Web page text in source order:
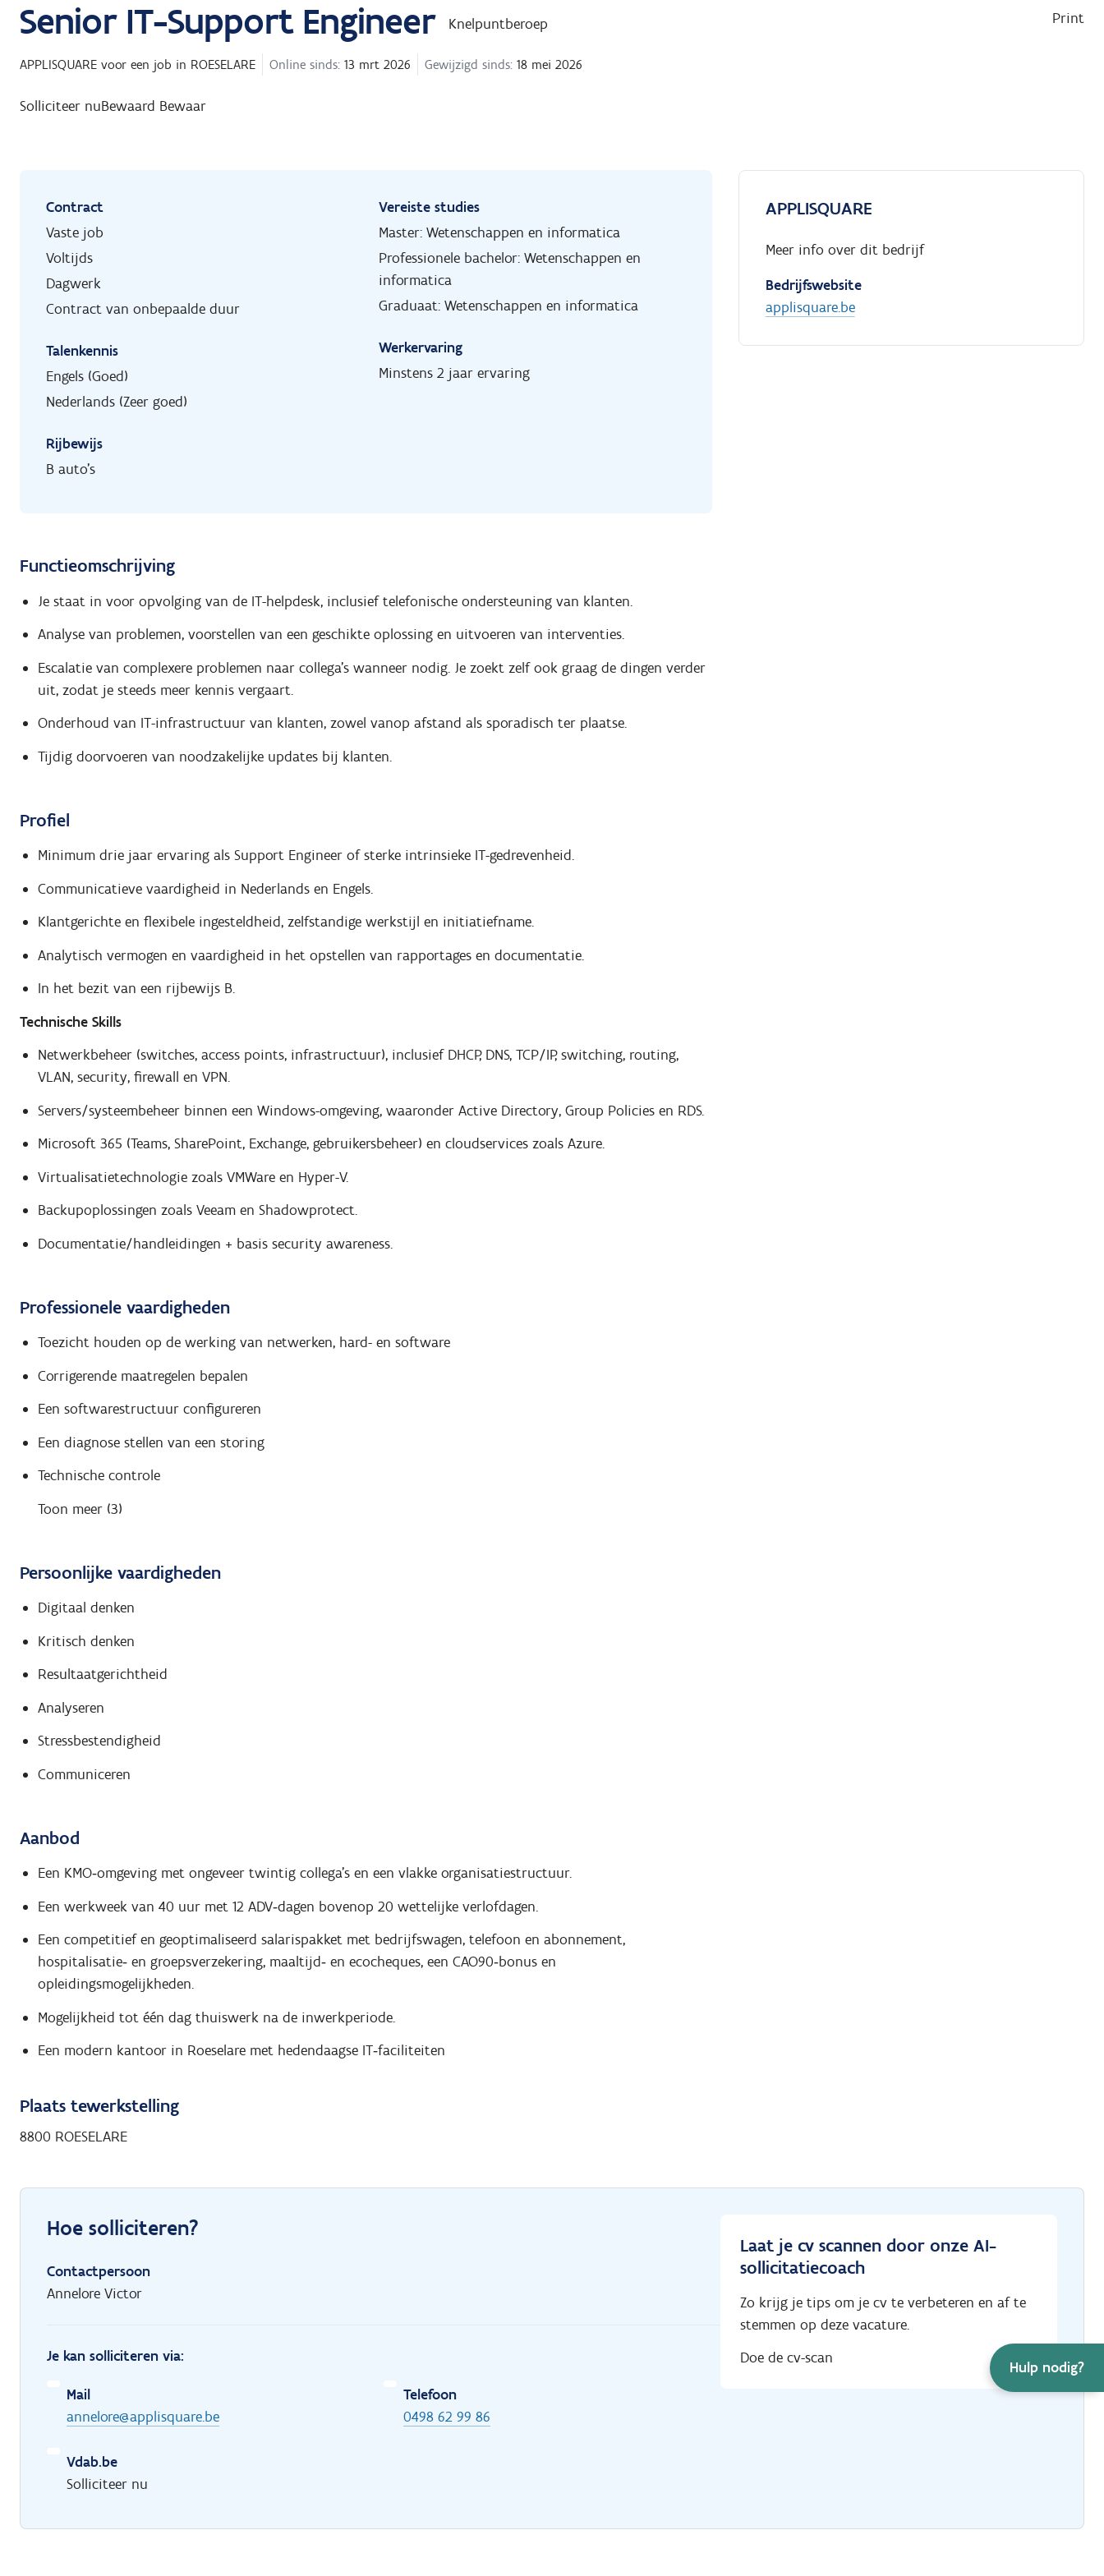
Hulp nodig?
Senior IT-Support Engineer Knelpuntberoep Print
APPLISQUARE voor een job in ROESELARE Online sinds: 13 mrt 2026 Gewijzigd sinds: 18 mei 2026
Solliciteer nuBewaard Bewaar
Contract
Vaste job
Voltijds
Dagwerk
Contract van onbepaalde duur
Talenkennis
Engels (Goed)
Nederlands (Zeer goed)
Rijbewijs
B auto's
Vereiste studies
Master: Wetenschappen en informatica
Professionele bachelor: Wetenschappen en
informatica
Graduaat: Wetenschappen en informatica
Werkervaring
Minstens 2 jaar ervaring
Functieomschrijving
Je staat in voor opvolging van de IT-helpdesk, inclusief telefonische ondersteuning van klanten.
Analyse van problemen, voorstellen van een geschikte oplossing en uitvoeren van interventies.
Escalatie van complexere problemen naar collega’s wanneer nodig. Je zoekt zelf ook graag de dingen verder
uit, zodat je steeds meer kennis vergaart.
Onderhoud van IT-infrastructuur van klanten, zowel vanop afstand als sporadisch ter plaatse.
Tijdig doorvoeren van noodzakelijke updates bij klanten.
Profiel
Minimum drie jaar ervaring als Support Engineer of sterke intrinsieke IT-gedrevenheid.
Communicatieve vaardigheid in Nederlands en Engels.
Klantgerichte en flexibele ingesteldheid, zelfstandige werkstijl en initiatiefname.
Analytisch vermogen en vaardigheid in het opstellen van rapportages en documentatie.
In het bezit van een rijbewijs B.
Technische Skills
Netwerkbeheer (switches, access points, infrastructuur), inclusief DHCP, DNS, TCP/IP, switching, routing,
VLAN, security, firewall en VPN.
Servers/systeembeheer binnen een Windows-omgeving, waaronder Active Directory, Group Policies en RDS.
Microsoft 365 (Teams, SharePoint, Exchange, gebruikersbeheer) en cloudservices zoals Azure.
Virtualisatietechnologie zoals VMWare en Hyper-V.
Backupoplossingen zoals Veeam en Shadowprotect.
Documentatie/handleidingen + basis security awareness.
Professionele vaardigheden
Toezicht houden op de werking van netwerken, hard- en software
Corrigerende maatregelen bepalen
Een softwarestructuur configureren
Een diagnose stellen van een storing
Technische controle
Toon meer (3)
Persoonlijke vaardigheden
Digitaal denken
Kritisch denken
Resultaatgerichtheid
Analyseren
Stressbestendigheid
Communiceren
Aanbod
Een KMO‑omgeving met ongeveer twintig collega’s en een vlakke organisatiestructuur.
Een werkweek van 40 uur met 12 ADV‑dagen bovenop 20 wettelijke verlofdagen.
Een competitief en geoptimaliseerd salarispakket met bedrijfswagen, telefoon en abonnement,
hospitalisatie‑ en groepsverzekering, maaltijd‑ en ecocheques, een CAO90‑bonus en
opleidingsmogelijkheden.
Mogelijkheid tot één dag thuiswerk na de inwerkperiode.
Een modern kantoor in Roeselare met hedendaagse IT‑faciliteiten
APPLISQUARE
Meer info over dit bedrijf
Bedrijfswebsite
applisquare.be
Plaats tewerkstelling
8800 ROESELARE
Hoe solliciteren?
Contactpersoon
Annelore Victor
Je kan solliciteren via:
Mail
annelore@applisquare.be
Telefoon
0498 62 99 86
Vdab.be
Solliciteer nu
Laat je cv scannen door onze AI-
sollicitatiecoach
Zo krijg je tips om je cv te verbeteren en af te
stemmen op deze vacature.
Doe de cv-scan